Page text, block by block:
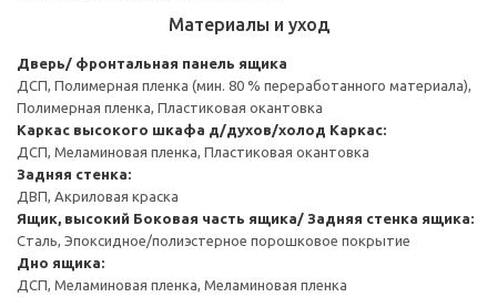
Материалы и уход
Дверь/ фронтальная панель ящика
ДСП, Полимерная пленка (мин. 80 % переработанного материала),
Полимерная пленка, Пластиковая окантовка
Каркас высокого шкафа д/духов/холод Каркас:
ДСП, Меламиновая пленка, Пластиковая окантовка
Задняя стенка:
ДВП, Акриловая краска
Ящик, высокий Боковая часть ящика/ Задняя стенка ящика:
Сталь, Эпоксидное/полиэстерное порошковое покрытие
Дно ящика:
ДСП, Меламиновая пленка, Меламиновая пленка